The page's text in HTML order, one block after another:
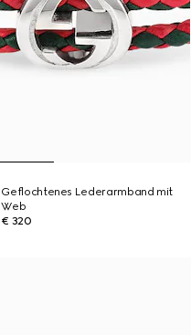
Geflochtenes Lederarmband mit
Web
€ 320